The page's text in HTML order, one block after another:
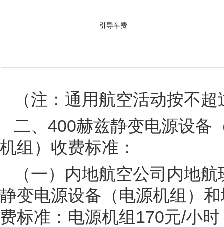
引导车费
（注：通用航空活动按不
二、400赫兹静变电源设备
机组）收费标准：
（一）内地航空公司内地
静变电源设备（电源机组）
费标准：电源机组170元/小